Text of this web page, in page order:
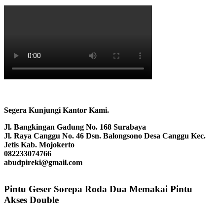
Segera Kunjungi Kantor Kami.
Jl. Bangkingan Gadung No. 168 Surabaya
Jl. Raya Canggu No. 46 Dsn. Balongsono Desa Canggu Kec.
Jetis Kab. Mojokerto
082233074766
abudpireki@gmail.com
Pintu Geser Sorepa Roda Dua Memakai Pintu
Akses Double